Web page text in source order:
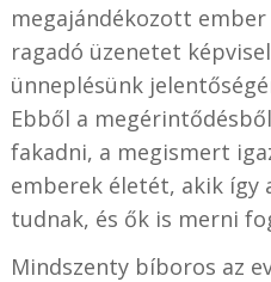
megajándékozott
ragadó üzenetet
ünneplésünk
Ebből a
fakadni, a megismert
emberek életét, akik így
tudnak, és ők is merni
Mindszenty bíboros az